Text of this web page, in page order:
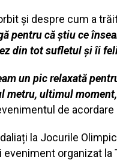
și despre cum a
pentru că știu ce
din tot sufletul și îi
un pic relaxată
metru, ultimul
de
la Jocurile
eveniment organizat